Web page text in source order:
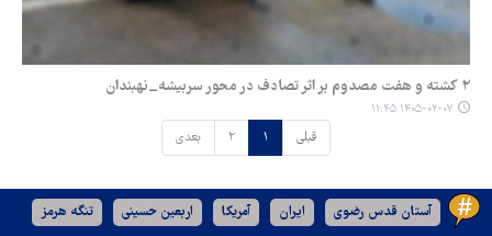
۲ کشته و هفت مصدوم بر اثر تصادف در محور سربیشه_نهبندان
۱۴۰۵-۰۲-۰۷ ۱۱:۴۵
قبلی ۱ ۲ بعدی
آستان قدس رضوی ایران آمریکا اربعین حسینی تنگه هرمز